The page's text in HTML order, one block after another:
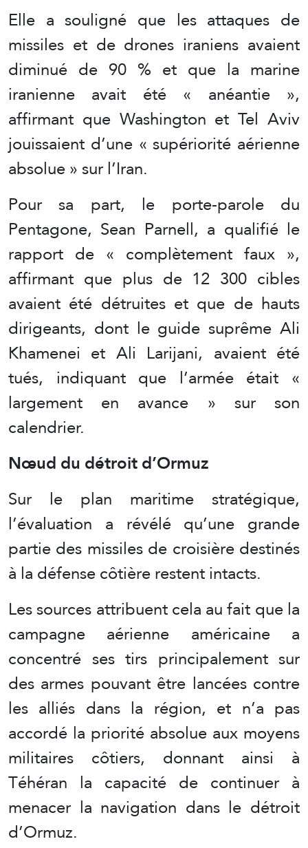
Elle a souligné que les attaques de
missiles et de drones iraniens avaient
diminué de 90 % et que la marine
iranienne avait été « anéantie »,
affirmant que Washington et Tel Aviv
jouissaient d’une « supériorité aérienne
absolue » sur l’Iran.
Pour sa part, le porte-parole du
Pentagone, Sean Parnell, a qualifié le
rapport de « complètement faux »,
affirmant que plus de 12 300 cibles
avaient été détruites et que de hauts
dirigeants, dont le guide suprême Ali
Khamenei et Ali Larijani, avaient été
tués, indiquant que l’armée était «
largement en avance » sur son
calendrier.
Nœud du détroit d’Ormuz
Sur le plan maritime stratégique,
l’évaluation a révélé qu’une grande
partie des missiles de croisière destinés
à la défense côtière restent intacts.
Les sources attribuent cela au fait que la
campagne aérienne américaine a
concentré ses tirs principalement sur
des armes pouvant être lancées contre
les alliés dans la région, et n’a pas
accordé la priorité absolue aux moyens
militaires côtiers, donnant ainsi à
Téhéran la capacité de continuer à
menacer la navigation dans le détroit
d’Ormuz.